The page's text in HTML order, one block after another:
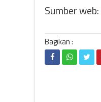
Sumber web:
Bagikan :